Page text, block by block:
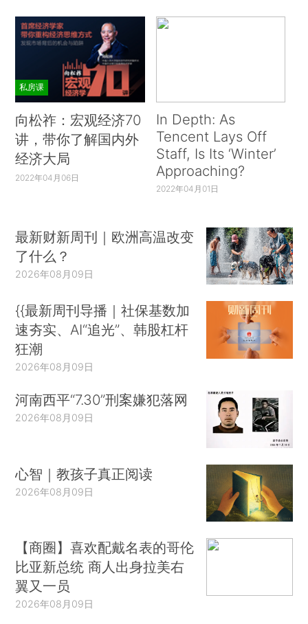
私房课
向松祚：宏观经济70
讲，带你了解国内外
经济大局
2022年04月06日
In Depth: As
Tencent Lays Off
Staff, Is Its ‘Winter’
Approaching?
2022年04月01日
最新财新周刊｜欧洲高温改变
了什么？
2026年08月09日
{{最新周刊导播｜社保基数加
速夯实、AI“追光”、韩股杠杆
狂潮
2026年08月09日
河南西平“7.30”刑案嫌犯落网
2026年08月09日
心智｜教孩子真正阅读
2026年08月09日
【商圈】喜欢配戴名表的哥伦
比亚新总统 商人出身拉美右
翼又一员
2026年08月09日